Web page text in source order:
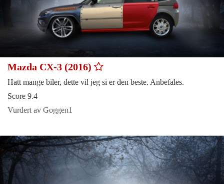
Mazda CX-3 (2016)
Hatt mange biler, dette vil jeg si er den beste. Anbefales.
Score 9.4
Vurdert av Goggen1